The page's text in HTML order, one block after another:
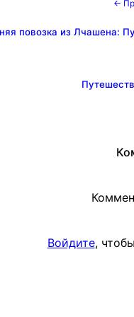
←
повозка из Лчашена:
Войдите,